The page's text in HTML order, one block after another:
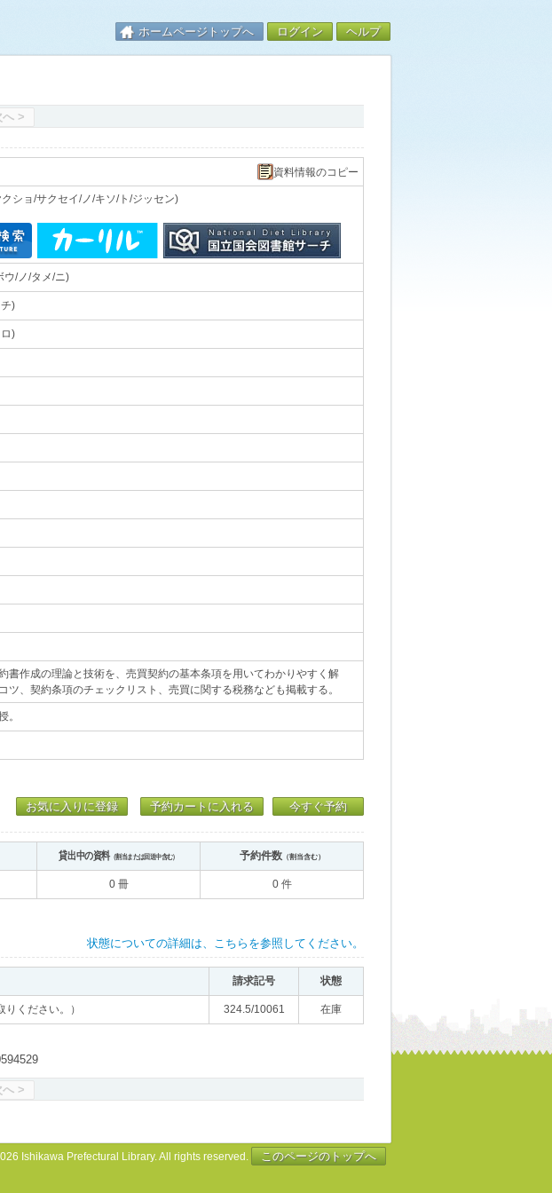
ホームページトップへ ログイン ヘルプ
へ >
資料情報のコピー
ショ/サクセイ/ノ/キソ/ト/ジッセン)
ウ/ノ/タメ/ニ)
)
)
書作成の理論と技術を、売買契約の基本条項を用いてわかりやすく解
ツ、契約条項のチェックリスト、売買に関する税務なども掲載する。
。
お気に入りに登録 予約カートに入れる 今すぐ予約
貸出中の資料（割当または回送中含む） 予約件数（割当含む）
0 冊 0 件
状態についての詳細は、こちらを参照してください。
請求記号 状態
ください。） 324.5/10061 在庫
へ >
Ishikawa Prefectural Library. All rights reserved. このページのトップへ